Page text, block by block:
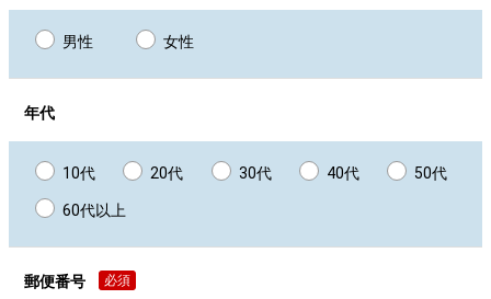
男性 女性
年代
10代 20代 30代 40代 50代
60代以上
郵便番号 必須